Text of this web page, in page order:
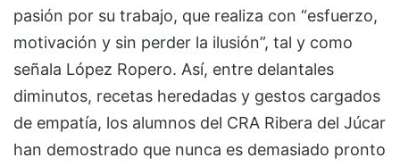
pasión por su trabajo, que realiza con “esfuerzo,
motivación y sin perder la ilusión”, tal y como
señala López Ropero. Así, entre delantales
diminutos, recetas heredadas y gestos cargados
de empatía, los alumnos del CRA Ribera del Júcar
han demostrado que nunca es demasiado pronto